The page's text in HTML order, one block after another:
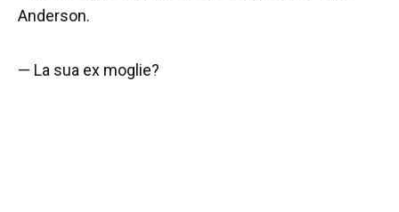
Anderson.
— La sua ex moglie?